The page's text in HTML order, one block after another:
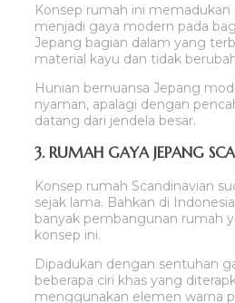
Konsep rumah ini memadukan
menjadi gaya modern pada
Jepang bagian dalam yang
material kayu dan tidak
Hunian bernuansa Jepang
nyaman, apalagi dengan
datang dari jendela besar.
3. RUMAH GAYA JEPANG
Konsep rumah Scandinavian
sejak lama. Bahkan di
banyak pembangunan rumah
konsep ini.
Dipadukan dengan sentuhan
beberapa ciri khas yang
menggunakan elemen warna